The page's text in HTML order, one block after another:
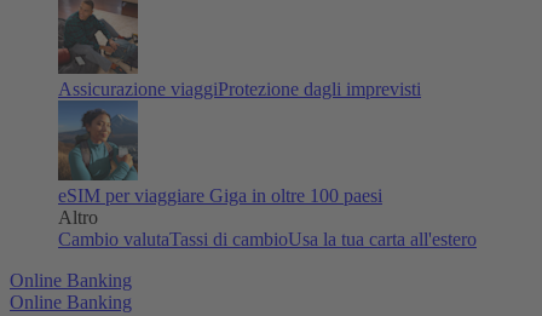
Assicurazione viaggiProtezione dagli imprevisti
eSIM per viaggiare Giga in oltre 100 paesi
Altro
Cambio valutaTassi di cambioUsa la tua carta all'estero
Online Banking
Online Banking